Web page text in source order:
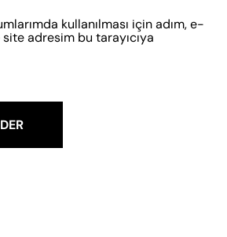
kullanılması için adım, e-
adresim bu tarayıcıya